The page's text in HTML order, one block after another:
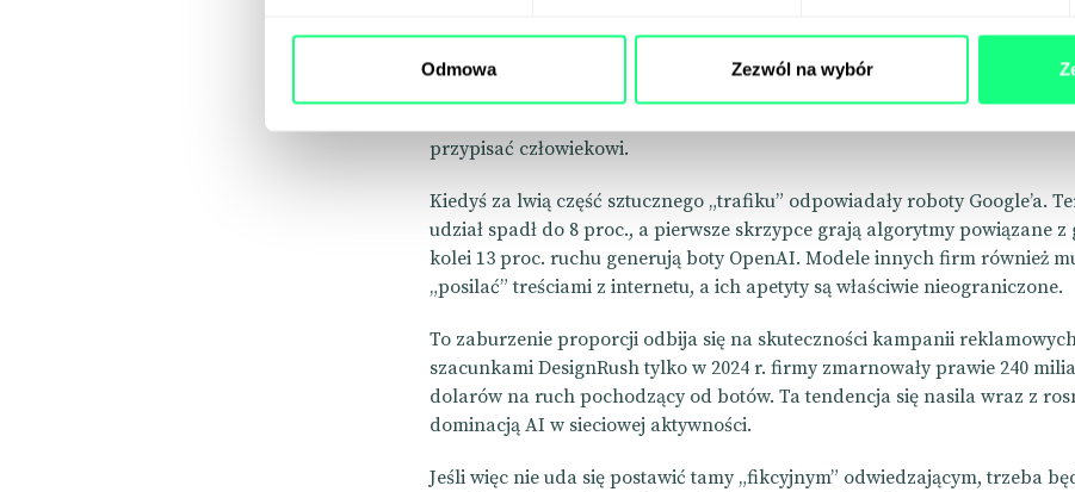
Odmowa Zezwól na wybór
W czasach AI teoria martwego internetu staje się realna.
przypisać człowiekowi.
Kiedyś za lwią część sztucznego „trafiku” odpowiadały roboty Google’a.
udział spadł do 8 proc., a pierwsze skrzypce grają algorytmy powiązane z
kolei 13 proc. ruchu generują boty OpenAI. Modele innych firm również
„posilać” treściami z internetu, a ich apetyty są właściwie nieograniczone.
To zaburzenie proporcji odbija się na skuteczności kampanii
szacunkami DesignRush tylko w 2024 r. firmy zmarnowały prawie 240
dolarów na ruch pochodzący od botów. Ta tendencja się nasila wraz z
dominacją AI w sieciowej aktywności.
Jeśli więc nie uda się postawić tamy „fikcyjnym” odwiedzającym, trzeba